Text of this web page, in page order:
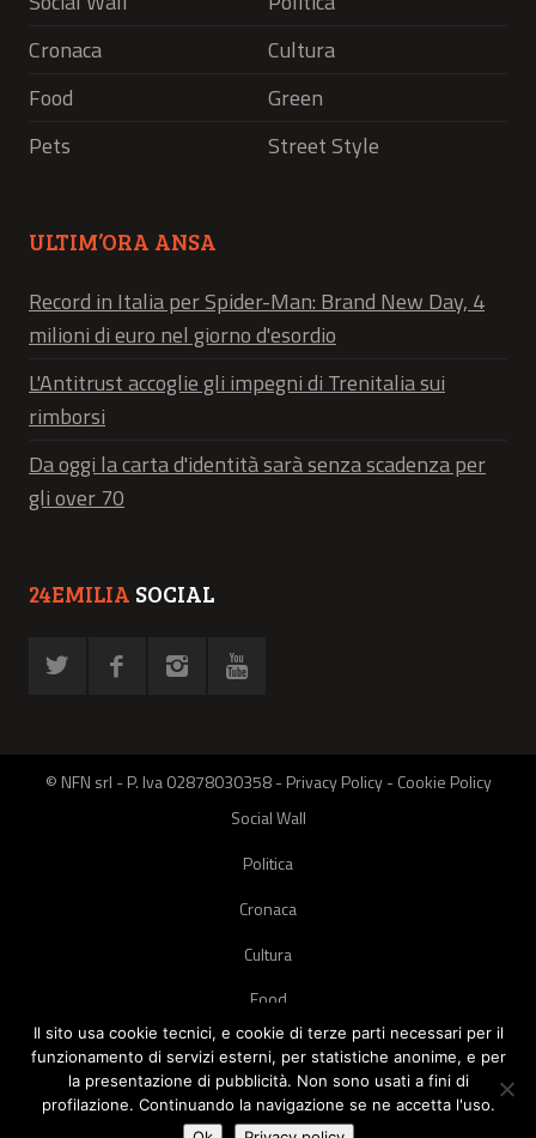
Cronaca
Cultura
Food
Green
Pets
Street Style
ULTIM’ORA ANSA
Record in Italia per Spider-Man: Brand New Day, 4
milioni di euro nel giorno d'esordio
L'Antitrust accoglie gli impegni di Trenitalia sui
rimborsi
Da oggi la carta d'identità sarà senza scadenza per
gli over 70
24EMILIA SOCIAL
© NFN srl - P. Iva 02878030358 -Privacy Policy-Cookie Policy
Social Wall
Politica
Cronaca
Cultura
Food
Green
Pets
Il sito usa cookie tecnici, e cookie di terze parti necessari per il
funzionamento di servizi esterni, per statistiche anonime, e per
la presentazione di pubblicità. Non sono usati a fini di
profilazione. Continuando la navigazione se ne accetta l'uso.